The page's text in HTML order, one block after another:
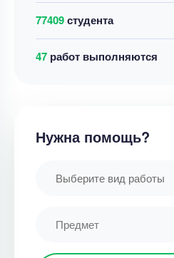
77409студента
47 работ выполняются
Нужна помощь?
Выберите вид работы